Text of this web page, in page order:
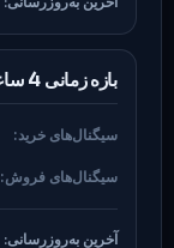
بازه زمانی 4 ساعت
سیگنال‌های خرید:
سیگنال‌های فروش:
آخرین به‌روزرسانی: